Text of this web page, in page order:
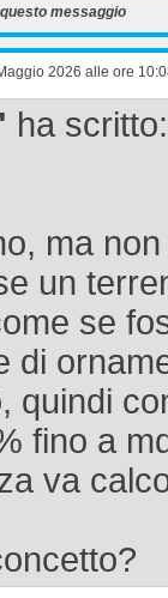
messaggio
2026 alle ore
ha scritto:
ma
un
se
di
quindi
fino a
va